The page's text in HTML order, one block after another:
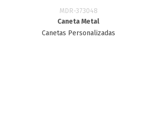
MDR-373048
Caneta Metal
Canetas Personalizadas